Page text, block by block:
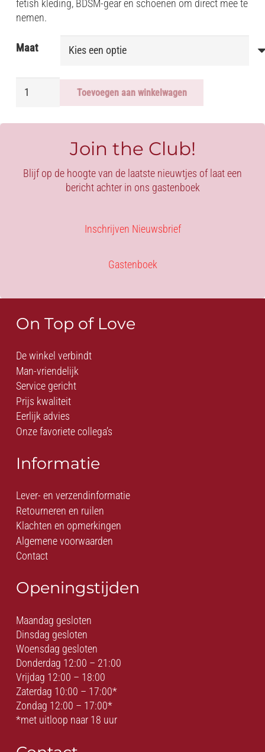
fetish kleding, BDSM-gear en schoenen om direct mee te
nemen.
Maat
VEST
BIKER
Toevoegen aan winkelwagen
Join the Club!
Blijf op de hoogte van de laatste nieuwtjes of laat een
bericht achter in ons gastenboek
Inschrijven Nieuwsbrief
Gastenboek
On Top of Love
De winkel verbindt
Man-vriendelijk
Service gericht
Prijs kwaliteit
Eerlijk advies
Onze favoriete collega’s
Informatie
Lever- en verzendinformatie
Retourneren en ruilen
Klachten en opmerkingen
Algemene voorwaarden
Contact
Openingstijden
Maandag gesloten
Dinsdag gesloten
Woensdag gesloten
Donderdag 12:00 – 21:00
Vrijdag 12:00 – 18:00
Zaterdag 10:00 – 17:00*
Zondag 12:00 – 17:00*
*met uitloop naar 18 uur